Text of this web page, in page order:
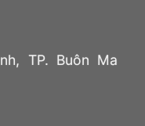
TP. Buôn Ma